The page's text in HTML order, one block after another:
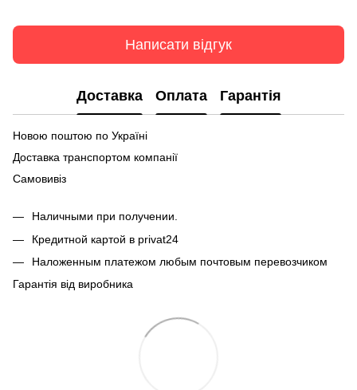
Написати відгук
Доставка Оплата Гарантія
Новою поштою по Україні
Доставка транспортом компанії
Самовивіз
Наличными при получении.
Кредитной картой в privat24
Наложенным платежом любым почтовым перевозчиком
Гарантія від виробника